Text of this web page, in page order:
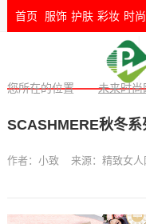
首页 服饰 护肤 彩妆 时尚
您所在的位置 未来时尚
SCASHMERE秋冬
作者： 小致 来源： 精致女人